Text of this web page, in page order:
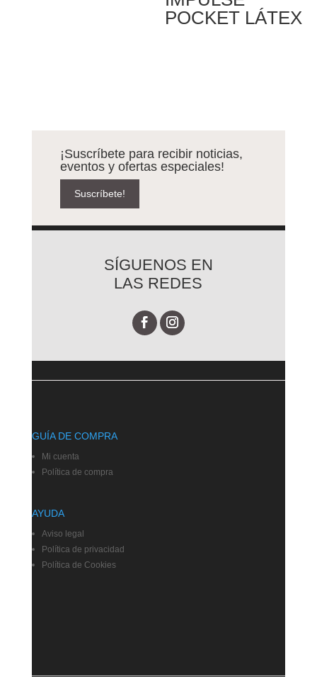
POCKET LÁTEX
¡Suscríbete para recibir noticias,
eventos y ofertas especiales!
Suscríbete!
SÍGUENOS EN
LAS REDES
GUÍA DE COMPRA
Mi cuenta
Política de compra
AYUDA
Aviso legal
Política de privacidad
Política de Cookies